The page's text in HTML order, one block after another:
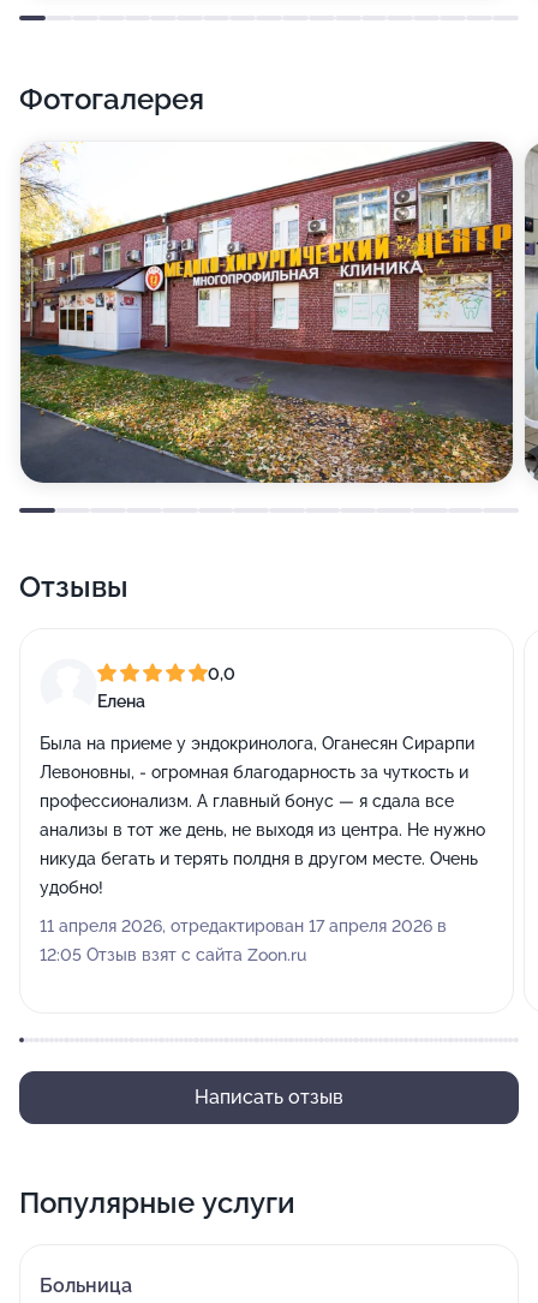
Фотогалерея
Отзывы
0,0
Елена
Была на приеме у эндокринолога, Оганесян Сирарпи
Левоновны, - огромная благодарность за чуткость и
профессионализм. А главный бонус — я сдала все
анализы в тот же день, не выходя из центра. Не нужно
никуда бегать и терять полдня в другом месте. Очень
удобно!
11 апреля 2026, отредактирован 17 апреля 2026 в
12:05 Отзыв взят с сайта Zoon.ru
Написать отзыв
Популярные услуги
Больница